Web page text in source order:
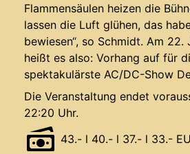
Flammensäulen heizen die
lassen die Luft glühen, das
bewiesen“, so Schmidt. Am 22.
heißt es also: Vorhang auf für
spektakulärste AC/DC-Show
Die Veranstaltung endet
22:20 Uhr.
43.- l 40.- l 37.- l 33.-